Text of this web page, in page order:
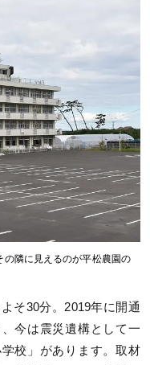
隣に見えるのが平松農園の
そ30分。2019年に開通
今は震災遺構として一
校」があります。取材